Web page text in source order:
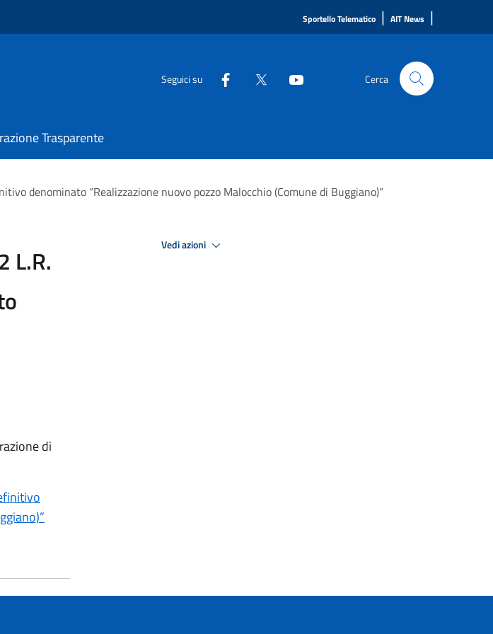
Sportello Telematico | AIT News |
Seguici su Cerca
Trasparente
denominato “Realizzazione nuovo pozzo Malocchio (Comune di Buggiano)”
L.R.
di
Vedi azioni